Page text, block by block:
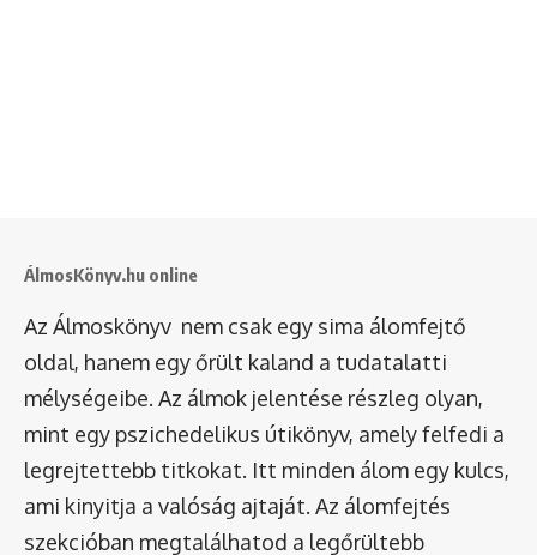
ÁlmosKönyv.hu online
Az Álmoskönyv nem csak egy sima álomfejtő
oldal, hanem egy őrült kaland a tudatalatti
mélységeibe. Az álmok jelentése részleg olyan,
mint egy pszichedelikus útikönyv, amely felfedi a
legrejtettebb titkokat. Itt minden álom egy kulcs,
ami kinyitja a valóság ajtaját. Az álomfejtés
szekcióban megtalálhatod a legőrültebb